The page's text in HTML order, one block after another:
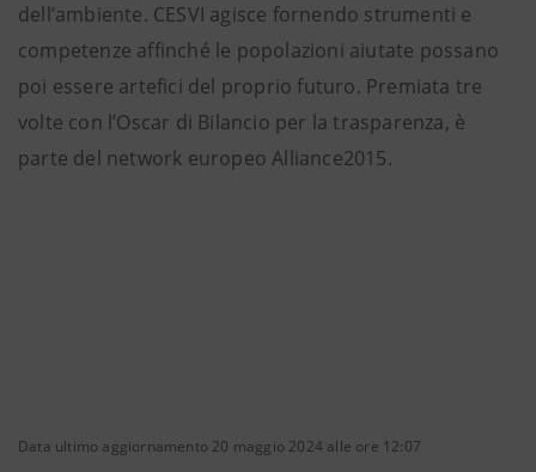
dell’ambiente. CESVI agisce fornendo strumenti e
competenze affinché le popolazioni aiutate possano
poi essere artefici del proprio futuro. Premiata tre
volte con l’Oscar di Bilancio per la trasparenza, è
parte del network europeo Alliance2015.
Data ultimo aggiornamento 20 maggio 2024 alle ore 12:07